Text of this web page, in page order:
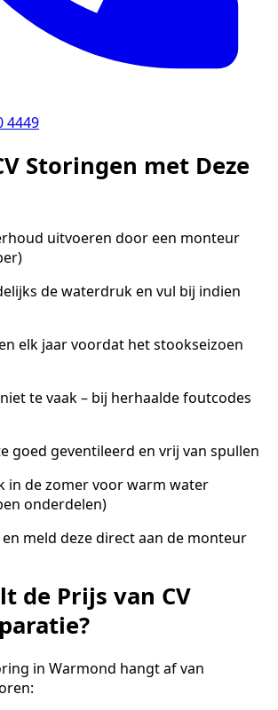
4449
Storingen met Deze
uitvoeren door een monteur
de waterdruk en vul bij indien
elk jaar voordat het stookseizoen
te vaak – bij herhaalde foutcodes
goed geventileerd en vrij van spullen
in de zomer voor warm water
onderdelen)
meld deze direct aan de monteur
de Prijs van CV
in Warmond hangt af van